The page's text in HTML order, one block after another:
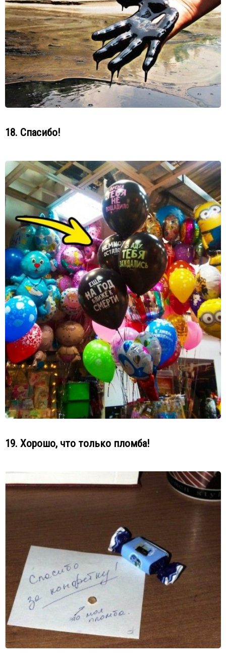
18. Спасибо!
19. Хорошо, что только пломба!